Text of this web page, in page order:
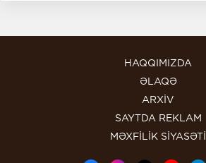
HAQQIMIZDA
ƏLAQƏ
ARXİV
SAYTDA REKLAM
MƏXFİLİK SİYASƏTİ